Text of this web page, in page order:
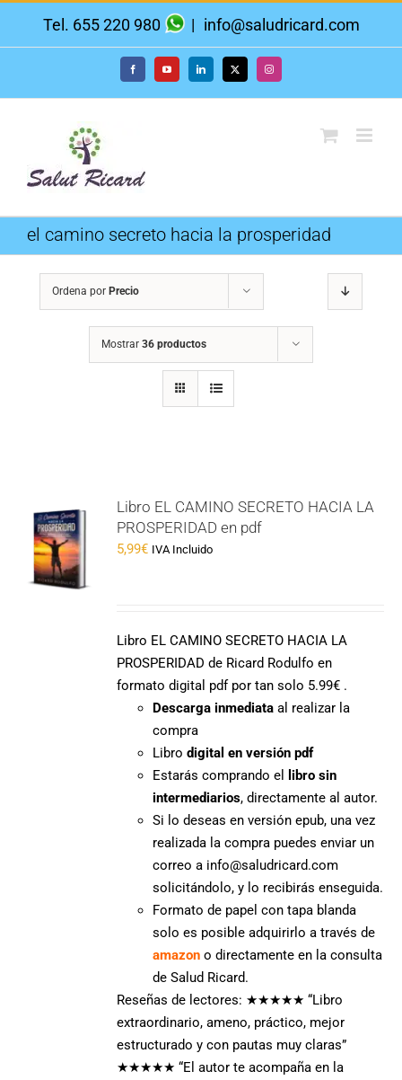
Tel. 655 220 980 | info@saludricard.com
FacebookYouTube LinkedIn X Instagram
el camino secreto hacia la prosperidad
Ordena por Precio
Mostrar 36 productos
Libro EL CAMINO SECRETO HACIA LA
PROSPERIDAD en pdf
5,99€ IVA Incluido
Libro EL CAMINO SECRETO HACIA LA
PROSPERIDAD de Ricard Rodulfo en
formato digital pdf por tan solo 5.99€ .
Descarga inmediata al realizar la
compra
Librodigital en versión pdf
Estarás comprando el
libro sin
intermediarios, directamente al autor.
Si lo deseas en versión epub, una vez
realizada la compra puedes enviar un
correo a info@saludricard.com
solicitándolo, y lo recibirás enseguida.
Formato de papel con tapa blanda
solo es posible adquirirlo a través de
amazon o directamente en la consulta
de Salud Ricard.
Reseñas de lectores: ★★★★★“Libro
extraordinario, ameno, práctico, mejor
estructurado y con pautas muy claras”
★★★★★ “El autor te acompaña en la